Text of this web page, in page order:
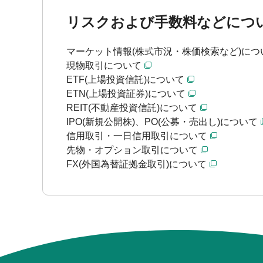
リスクおよび手数料などにつ
マーケット情報(株式市況・株価検索など)につ
現物取引について
ETF(上場投資信託)について
ETN(上場投資証券)について
REIT(不動産投資信託)について
IPO(新規公開株)、PO(公募・売出し)について
信用取引・一日信用取引について
先物・オプション取引について
FX(外国為替証拠金取引)について